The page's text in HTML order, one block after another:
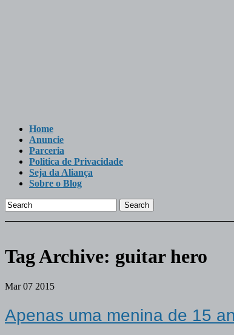
Home
Anuncie
Parceria
Politica de Privacidade
Seja da Aliança
Sobre o Blog
Search
Tag Archive: guitar hero
Mar 07 2015
Apenas uma menina de 15